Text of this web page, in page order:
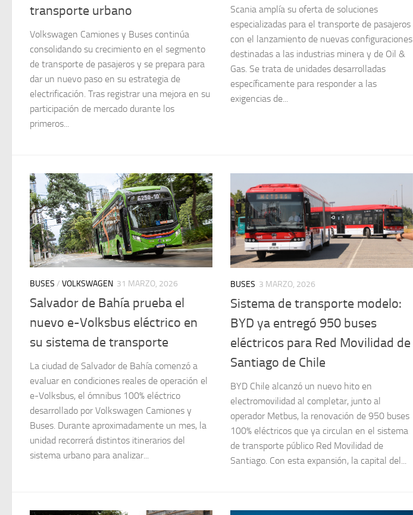
transporte urbano
Volkswagen Camiones y Buses continúa
consolidando su crecimiento en el segmento
de transporte de pasajeros y se prepara para
dar un nuevo paso en su estrategia de
electrificación. Tras registrar una mejora en su
participación de mercado durante los
primeros...
Scania amplía su oferta de soluciones
especializadas para el transporte de pasajeros
con el lanzamiento de nuevas configuraciones
destinadas a las industrias minera y de Oil &
Gas. Se trata de unidades desarrolladas
específicamente para responder a las
exigencias de...
BUSES / VOLKSWAGEN 31 MARZO, 2026
Salvador de Bahía prueba el
nuevo e-Volksbus eléctrico en
su sistema de transporte
La ciudad de Salvador de Bahía comenzó a
evaluar en condiciones reales de operación el
e-Volksbus, el ómnibus 100% eléctrico
desarrollado por Volkswagen Camiones y
Buses. Durante aproximadamente un mes, la
unidad recorrerá distintos itinerarios del
sistema urbano para analizar...
BUSES 3 MARZO, 2026
Sistema de transporte modelo:
BYD ya entregó 950 buses
eléctricos para Red Movilidad de
Santiago de Chile
BYD Chile alcanzó un nuevo hito en
electromovilidad al completar, junto al
operador Metbus, la renovación de 950 buses
100% eléctricos que ya circulan en el sistema
de transporte público Red Movilidad de
Santiago. Con esta expansión, la capital del...